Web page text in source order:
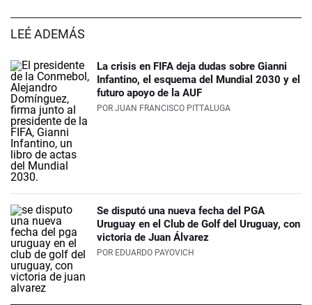
LEÉ ADEMÁS
La crisis en FIFA deja dudas sobre Gianni
Infantino, el esquema del Mundial 2030 y el
futuro apoyo de la AUF
POR JUAN FRANCISCO PITTALUGA
Se disputó una nueva fecha del PGA
Uruguay en el Club de Golf del Uruguay, con
victoria de Juan Álvarez
POR EDUARDO PAYOVICH